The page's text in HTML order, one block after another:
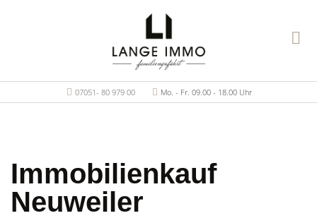
07051- 80 979 00 Mo. - Fr. 09.00 - 18.00 Uhr
Immobilienkauf
Neuweiler